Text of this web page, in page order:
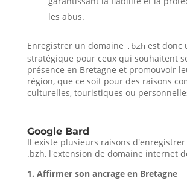
les abus.
Enregistrer un domaine .bzhest donc
stratégique pour ceux qui souhaitent
présence en Bretagne et promouvoir
région, que ce soit pour des raisons
culturelles, touristiques ou
Google Bard
Il existe plusieurs raisons
.bzh, l'extension de domaine internet
1. Affirmer son ancrage en Bretagne